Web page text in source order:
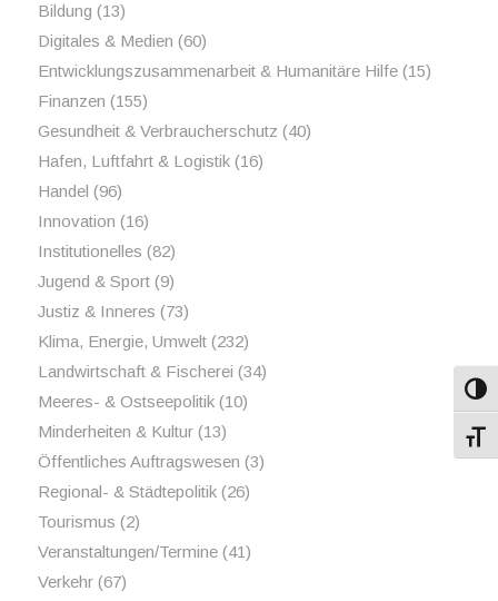
Bildung (13)
Digitales & Medien (60)
Entwicklungszusammenarbeit & Humanitäre Hilfe(15)
Finanzen (155)
Gesundheit & Verbraucherschutz (40)
Hafen, Luftfahrt & Logistik(16)
Handel (96)
Innovation (16)
Institutionelles (82)
Jugend & Sport(9)
Justiz & Inneres (73)
Klima, Energie, Umwelt(232)
Landwirtschaft & Fischerei (34)
Meeres- & Ostseepolitik(10)
Minderheiten & Kultur(13)
Öffentliches Auftragswesen (3)
Regional- & Städtepolitik(26)
Tourismus (2)
Veranstaltungen/Termine(41)
Verkehr(67)